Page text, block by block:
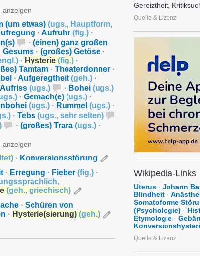
anzeigen
(um etwas) (ugs., Hauptform,
· Aufruhr (fig.) ·
· (einen) ganz großen
Gesums · (großes) Getöse ·
) · Hysterie (fig.) ·
Tamtam · Theaterdonner ·
· Aufgeregtheit (geh.) ·
Aufriss (ugs.) · Bohei (ugs.)
) · Gemach(e) (ugs.) ·
(ugs.) · Rummel (ugs.) ·
) · Tebs (ugs., sehr selten)
) · (großes) Trara (ugs.) ·
anzeigen
) · Konversionsstörung
· Erregung · Fieber (fig.) ·
,
(geh., griechisch)
· Schüren von
· Hysterie(sierung) (geh.)
Gereiztheit,
Quelle & Lizenz
Wikipedia-Links
Uterus · Johann
Blindheit ·
Somatoforme
(Psychologie) ·
Etymologie ·
Quelle & Lizenz